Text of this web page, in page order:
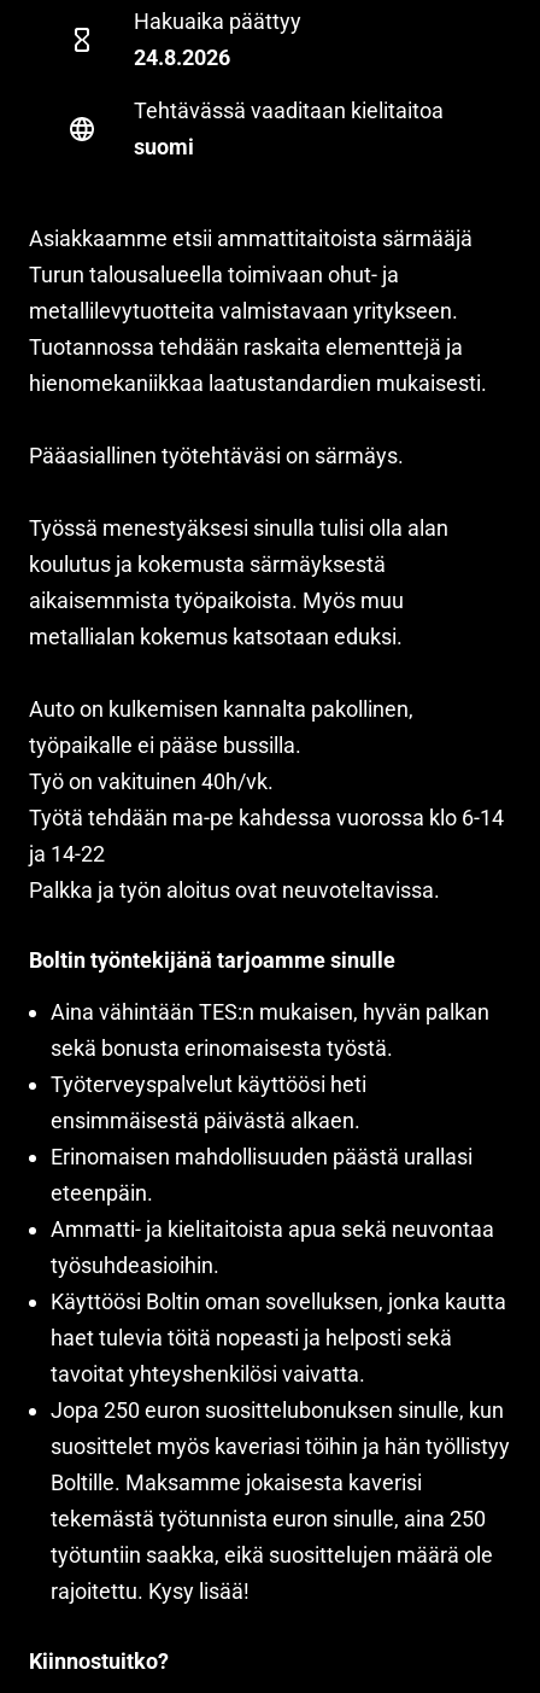
Asiakkaamme etsii ammattitaitoista särmääjä
Turun talousalueella toimivaan ohut- ja
metallilevytuotteita valmistavaan yritykseen.
Tuotannossa tehdään raskaita elementtejä ja
hienomekaniikkaa laatustandardien mukaisesti.
Pääasiallinen työtehtäväsi on särmäys.
Työssä menestyäksesi sinulla tulisi olla alan
koulutus ja kokemusta särmäyksestä
aikaisemmista työpaikoista. Myös muu
metallialan kokemus katsotaan eduksi.
Auto on kulkemisen kannalta pakollinen,
työpaikalle ei pääse bussilla.
Työ on vakituinen 40h/vk.
Työtä tehdään ma-pe kahdessa vuorossa klo 6-14
ja 14-22
Palkka ja työn aloitus ovat neuvoteltavissa.
Boltin työntekijänä tarjoamme sinulle
Aina vähintään TES:n mukaisen, hyvän palkan
sekä bonusta erinomaisesta työstä.
Työterveyspalvelut käyttöösi heti
ensimmäisestä päivästä alkaen.
Erinomaisen mahdollisuuden päästä urallasi
eteenpäin.
Ammatti- ja kielitaitoista apua sekä neuvontaa
työsuhdeasioihin.
Käyttöösi Boltin oman sovelluksen, jonka kautta
haet tulevia töitä nopeasti ja helposti sekä
tavoitat yhteyshenkilösi vaivatta.
Jopa 250 euron suosittelubonuksen sinulle, kun
suosittelet myös kaveriasi töihin ja hän työllistyy
Boltille. Maksamme jokaisesta kaverisi
tekemästä työtunnista euron sinulle, aina 250
työtuntiin saakka, eikä suosittelujen määrä ole
rajoitettu. Kysy lisää!
Kiinnostuitko?
Hakuaika päättyy
24.8.2026
Tehtävässä vaaditaan kielitaitoa
suomi